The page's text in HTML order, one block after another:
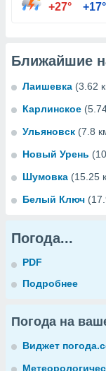
+27° +17°
Ближайшие
Лаишевка (3.62
Карлинское
Ульяновск (7.8
Новый Урень
Шумовка (15.25
Белый Ключ
Погода...
PDF
Подробнее
Погода на
Виджет